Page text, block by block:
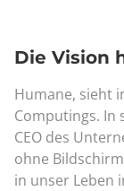
Die Vision
Humane, sieht
Computings. In
CEO des
ohne
in unser Leben